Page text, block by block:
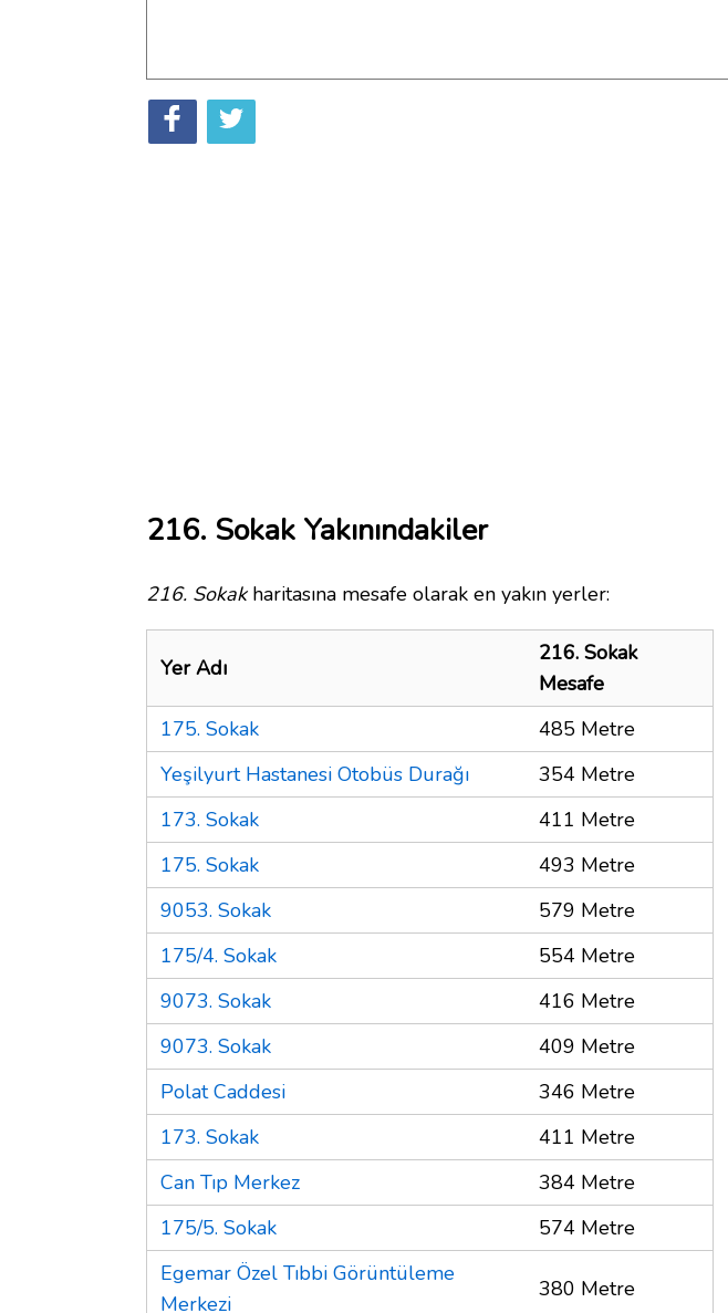
216. Sokak Yakınındakiler
216. Sokakharitasına mesafe olarak en yakın yerler:
Yer Adı
216. Sokak
Mesafe
175. Sokak
485 Metre
Yeşilyurt Hastanesi Otobüs Durağı
354 Metre
173. Sokak
411 Metre
175. Sokak
493 Metre
9053. Sokak
579 Metre
175/4. Sokak
554 Metre
9073. Sokak
416 Metre
9073. Sokak
409 Metre
Polat Caddesi
346 Metre
173. Sokak
411 Metre
Can Tıp Merkez
384 Metre
175/5. Sokak
574 Metre
Egemar Özel Tıbbi Görüntüleme
Merkezi
380 Metre